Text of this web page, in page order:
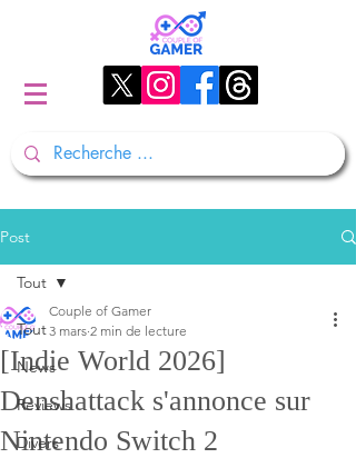
Post
Tout
News
Reviews
Divers
Tout
[Indie World 2026]
Denshattack s'annonce sur
Nintendo Switch 2
Couple of Gamer
3 mars 2 min de lecture